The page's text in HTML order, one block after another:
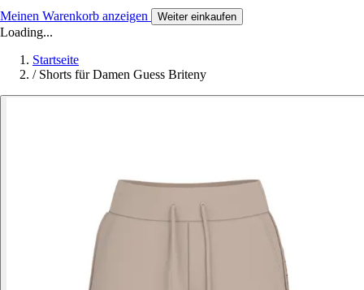
Meinen Warenkorb anzeigen Weiter einkaufen
Loading...
Startseite
/ Shorts für Damen Guess Briteny